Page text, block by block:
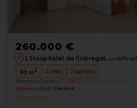
260.000 €
L'Hospitalet de llobregat, undefined
93 m2 2 Hab. 2 baño(s)
Referencia Grocasa G11_398037
Hipoteca desde 796,54 €
Interesados0